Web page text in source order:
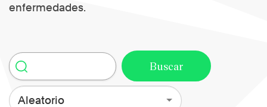
enfermedades.
Aleatorio